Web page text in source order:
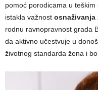
pomoć porodicama u
istakla važnost osnaživanja
rodnu ravnopravnost grada
da aktivno učestvuje u
životnog standarda žena i